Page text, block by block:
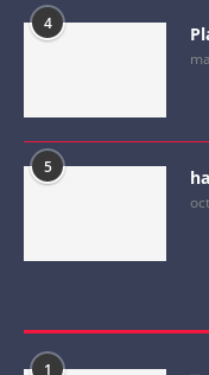
4
5
1